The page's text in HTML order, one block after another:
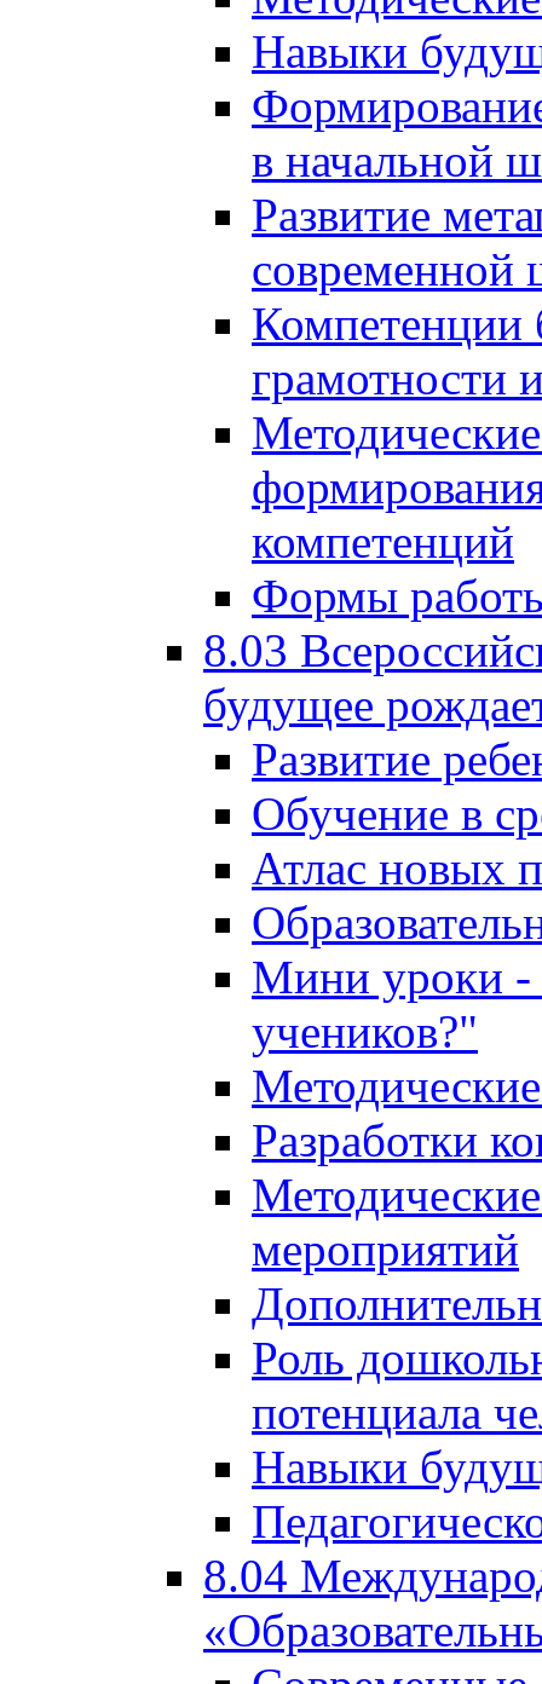
Навыки
в начальной
Развитие
современной
Компетенции
грамотности
компетенций
Формы
8.03
будущее
Развитие
Обучение в
Атлас новых
Мини уроки -
учеников?"
Разработки
мероприятий
Роль
потенциала
Навыки
8.04